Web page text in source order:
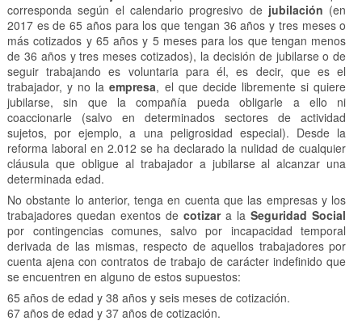
corresponda según el calendario progresivo de jubilación (en
2017 es de 65 años para los que tengan 36 años y tres meses o
más cotizados y 65 años y 5 meses para los que tengan menos
de 36 años y tres meses cotizados), la decisión de jubilarse o de
seguir trabajando es voluntaria para él, es decir, que es el
trabajador, y no laempresa, el que decide libremente si quiere
jubilarse, sin que la compañía pueda obligarle a ello ni
coaccionarle (salvo en determinados sectores de actividad
sujetos, por ejemplo, a una peligrosidad especial). Desde la
reforma laboral en 2.012 se ha declarado la nulidad de cualquier
cláusula que obligue al trabajador a jubilarse al alcanzar una
determinada edad.
No obstante lo anterior, tenga en cuenta que las empresas y los
trabajadores quedan exentos decotizara laSeguridad Social
por contingencias comunes, salvo por incapacidad temporal
derivada de las mismas, respecto de aquellos trabajadores por
cuenta ajena con contratos de trabajo de carácter indefinido que
se encuentren en alguno de estos supuestos:
65 años de edad y 38 años y seis meses de cotización.
67 años de edad y 37 años de cotización.